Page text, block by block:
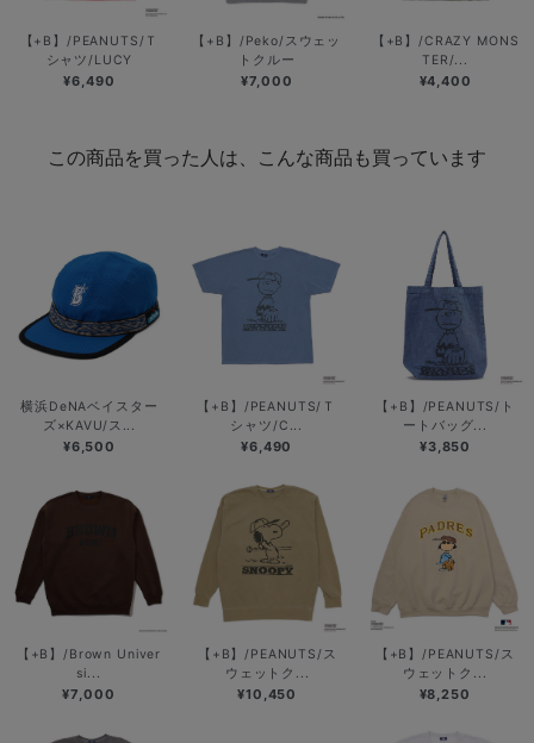
【+B】/PEANUTS/Ｔ
シャツ/LUCY
¥6,490
【+B】/Peko/スウェッ
トクルー
¥7,000
【+B】/CRAZY MONS
TER/...
¥4,400
この商品を買った人は、こんな商品も買っています
横浜DeNAベイスター
ズ×KAVU/ス...
¥6,500
【+B】/PEANUTS/Ｔ
シャツ/C...
¥6,490
【+B】/PEANUTS/ト
ートバッグ...
¥3,850
【+B】/Brown Univer
si...
¥7,000
【+B】/PEANUTS/ス
ウェットク...
¥10,450
【+B】/PEANUTS/ス
ウェットク...
¥8,250